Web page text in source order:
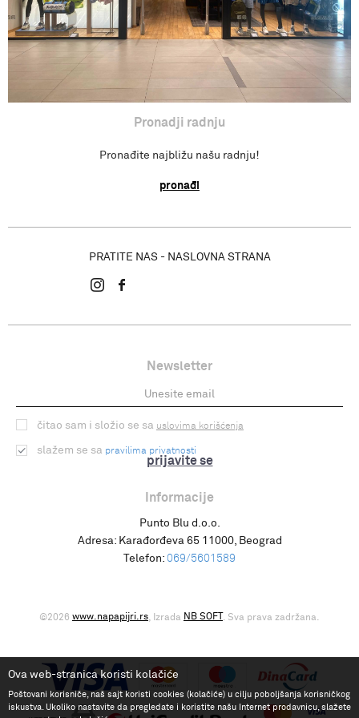
Pronadji radnju
Pronađite najbližu našu radnju!
pronađi
PRATITE NAS - NASLOVNA STRANA
Newsletter
prijavite se
čitao sam i složio se sa uslovima korišćenja
slažem se sa pravilima privatnosti
Informacije
Punto Blu d.o.o.
Adresa: Karađorđeva 65 11000, Beograd
Telefon: 069/5601589
©2026 www.napapijri.rs , Izrada NB SOFT . Sva prava zadržana.
Ova web-stranica koristi kolačiće
Poštovani korisniče, naš sajt koristi cookies (kolačiće) u cilju poboljšanja korisničkog
iskustva. Ukoliko nastavite da pregledate i koristite našu Internet prodavnicu, slažete